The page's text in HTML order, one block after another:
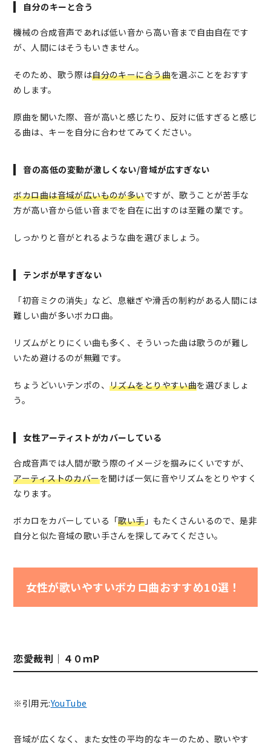
自分のキーと合う
機械の合成音声であれば低い音から高い音まで自由自在です
が、人間にはそうもいきません。
そのため、歌う際は自分のキーに合う曲を選ぶことをおすす
めします。
原曲を聞いた際、音が高いと感じたり、反対に低すぎると感じ
る曲は、キーを自分に合わせてみてください。
音の高低の変動が激しくない/音域が広すぎない
ボカロ曲は音域が広いものが多いですが、歌うことが苦手な
方が高い音から低い音までを自在に出すのは至難の業です。
しっかりと音がとれるような曲を選びましょう。
テンポが早すぎない
「初音ミクの消失」など、息継ぎや滑舌の制約がある人間には
難しい曲が多いボカロ曲。
リズムがとりにくい曲も多く、そういった曲は歌うのが難し
いため避けるのが無難です。
ちょうどいいテンポの、リズムをとりやすい曲を選びましょ
う。
女性アーティストがカバーしている
合成音声では人間が歌う際のイメージを掴みにくいですが、
アーティストのカバーを聞けば一気に音やリズムをとりやすく
なります。
ボカロをカバーしている「歌い手」もたくさんいるので、是非
自分と似た音域の歌い手さんを探してみてください。
女性が歌いやすいボカロ曲おすすめ10選！
恋愛裁判｜４０ｍP
※引用元:YouTube
音域が広くなく、また女性の平均的なキーのため、歌いやす